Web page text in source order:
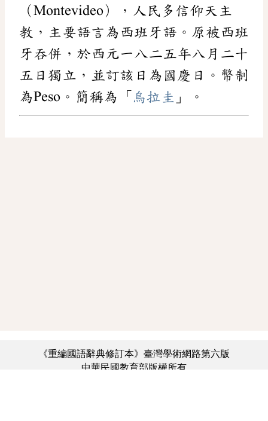
（Montevideo），人民多信仰天主
教，主要語言為西班牙語。原被西班
牙吞併，於西元一八二五年八月二十
五日獨立，並訂該日為國慶日。幣制
為Peso。簡稱為「 烏拉圭 」。
《重編國語辭典修訂本》臺灣學術網路第六版
中華民國教育部版權所有